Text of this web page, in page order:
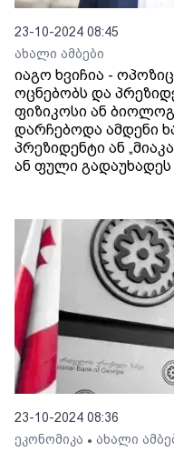
23-10-2024 08:45
ახალი ამბები
იაგო ხვიჩია -
ოცნებობს და
ფიზიკოსი ან
დარჩებოდა ამდენი
პრეზიდენტი ან
ან ფული გადაუხადეს
23-10-2024 08:36
ეკონომიკა • ახალი